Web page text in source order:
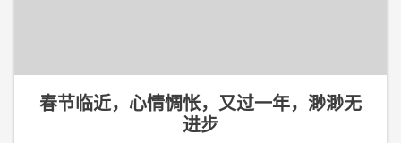
春节临近，心情惆怅，又过一年，渺渺无
进步